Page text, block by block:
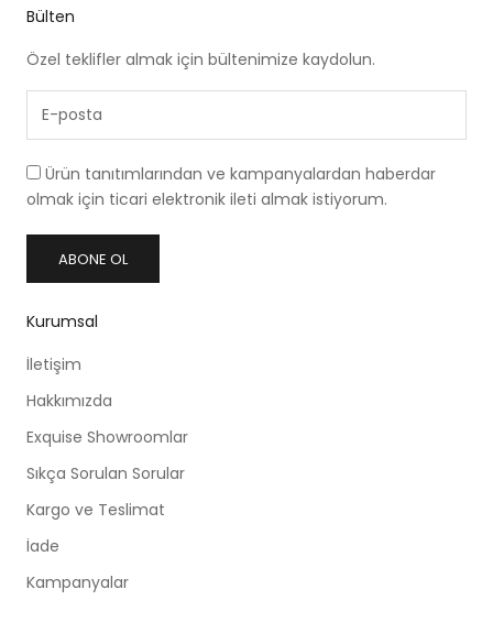
Bülten
Özel teklifler almak için bültenimize kaydolun.
Ürün tanıtımlarından ve kampanyalardan haberdar
olmak için ticari elektronik ileti almak istiyorum.
ABONE OL
Kurumsal
İletişim
Hakkımızda
Exquise Showroomlar
Sıkça Sorulan Sorular
Kargo ve Teslimat
İade
Kampanyalar